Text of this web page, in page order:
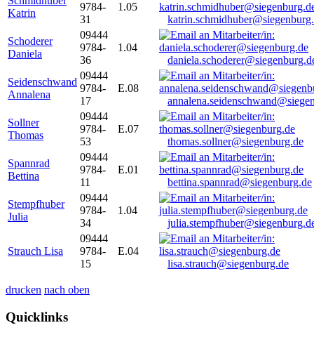
Katrin
9784-
31
1.05
Schoderer
Daniela
09444
9784-
36
1.04
Seidenschwand
Annalena
09444
9784-
17
E.08
Sollner
Thomas
09444
9784-
53
E.07
thomas.sollner@siegenburg.de
Spannrad
Bettina
09444
9784-
11
E.01
bettina.spannrad@siegenburg.de
Stempfhuber
Julia
09444
9784-
34
1.04
Strauch Lisa
09444
9784-
15
E.04
lisa.strauch@siegenburg.de
drucken nach oben
Quicklinks